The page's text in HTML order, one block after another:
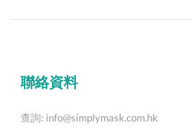
聯絡資料
查詢: info@simplymask.com.hk